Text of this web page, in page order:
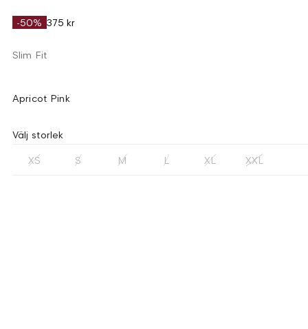
-50% 375 kr
Slim Fit
Apricot Pink
Välj storlek
XS S M L XL XXL